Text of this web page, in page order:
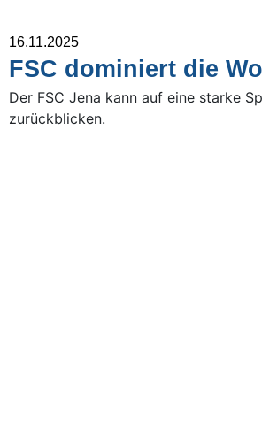
16.11.2025
FSC dominiert die
Der FSC Jena kann auf eine starke
zurückblicken.